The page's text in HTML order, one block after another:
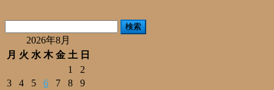
2026年8月
月 火 水 木 金 土 日
1
2
3
4 5 6 7 8
9